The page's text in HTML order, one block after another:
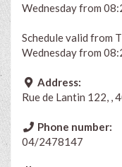
Wednesday from
Schedule valid from
Wednesday from
Address:
Rue de Lantin 122, ,
Phone number:
04/2478147